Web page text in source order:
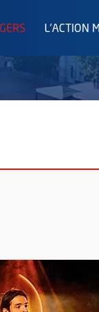
L'ACTION